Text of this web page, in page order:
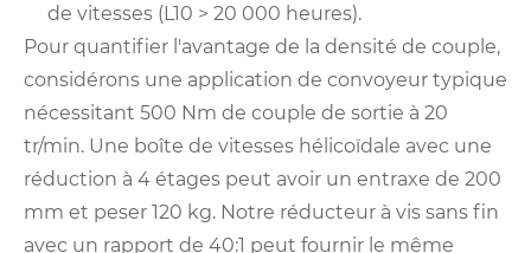
de vitesses (L10 > 20 000 heures).
Pour quantifier l'avantage de la densité de couple,
considérons une application de convoyeur typique
nécessitant 500 Nm de couple de sortie à 20
tr/min. Une boîte de vitesses hélicoïdale avec une
réduction à 4 étages peut avoir un entraxe de 200
mm et peser 120 kg. Notre réducteur à vis sans fin
avec un rapport de 40:1 peut fournir le même